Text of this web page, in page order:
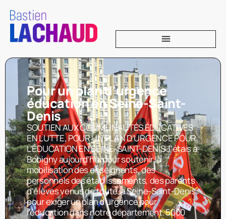
Pour un plan d’urgence
éducation en Seine-Saint-
Denis
SOUTIEN AUX COMMUNAUTÉS ÉDUCATIVES
EN LUTTE, POUR UN PLAN D’URGENCE POUR
L’ÉDUCATION EN SEINE-SAINT-DENIS J’étais à
Bobigny aujourd’hui pour soutenir la
mobilisation des enseignants, des
personnels des établissements, des parents
d’élèves venus de toute la Seine-Saint-Denis
pour exiger un plan d’urgence pour
l’éducation dans notre département. 5000